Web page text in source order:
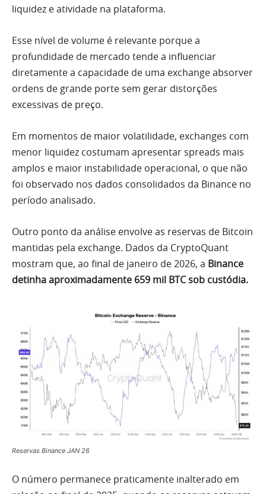
liquidez e atividade na plataforma.
Esse nível de volume é relevante porque a
profundidade de mercado tende a influenciar
diretamente a capacidade de uma exchange absorver
ordens de grande porte sem gerar distorções
excessivas de preço.
Em momentos de maior volatilidade, exchanges com
menor liquidez costumam apresentar spreads mais
amplos e maior instabilidade operacional, o que não
foi observado nos dados consolidados da Binance no
período analisado.
Outro ponto da análise envolve as reservas de Bitcoin
mantidas pela exchange. Dados da CryptoQuant
mostram que, ao final de janeiro de 2026, a Binance
detinha aproximadamente 659 mil BTC sob custódia.
Reservas Binance JAN 26
O número permanece praticamente inalterado em